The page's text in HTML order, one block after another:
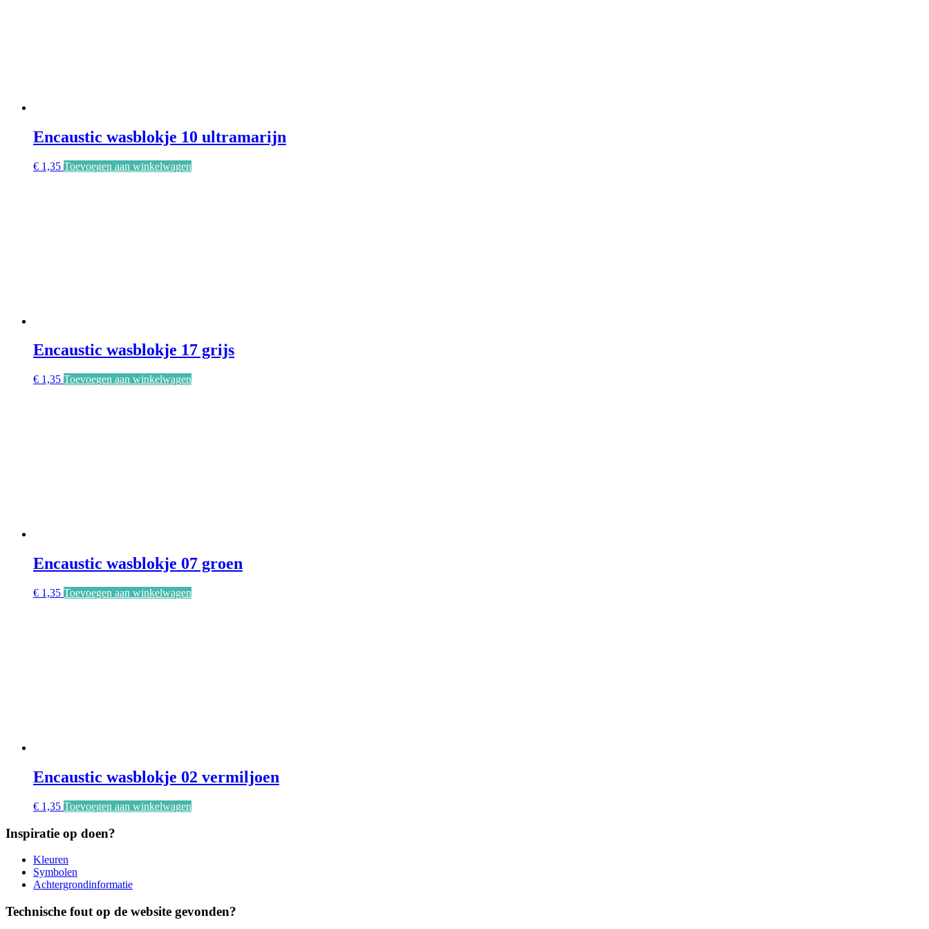
Encaustic wasblokje 10 ultramarijn
€ 1,35 Toevoegen aan winkelwagen
Encaustic wasblokje 17 grijs
€ 1,35 Toevoegen aan winkelwagen
Encaustic wasblokje 07 groen
€ 1,35 Toevoegen aan winkelwagen
Encaustic wasblokje 02 vermiljoen
€ 1,35 Toevoegen aan winkelwagen
Inspiratie op doen?
Kleuren
Symbolen
Achtergrondinformatie
Technische fout op de website gevonden?